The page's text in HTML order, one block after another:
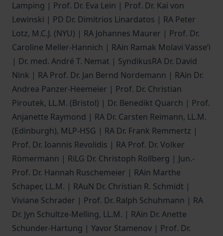
Lamping | Prof. Dr. Eva Lein | Prof. Dr. Kai von
Lewinski | PD Dr. Dimitrios Linardatos | RA Peter
Lotz, M.C.J. (NYU) | RA Johannes Maurer | Prof. Dr.
Caroline Meller-Hannich | RAin Ramak Molavi Vasse’i
| Dr. med. André T. Nemat | SyndikusRA Dr. David
Nink | RA Prof. Dr. Jan Bernd Nordemann | RAin Dr.
Andrea Panzer-Heemeier | Prof. Dr. Christian
Piroutek, LL.M. (Bristol) | Dr. Benedikt Quarch | Prof.
Anjanette Raymond | RA Dr. Carsten Reimann, LL.M.
(Edinburgh), MLP-HSG | RA Dr. Frank Remmertz |
Prof. Dr. Ioannis Revolidis | RA Prof. Dr. Volker
Römermann | RiLG Dr. Christoph Rollberg | Jun.-
Prof. Dr. Hannah Ruschemeier | RAin Marthe
Schaper, LL.M. | RAuN Dr. Christian R. Schmidt |
Viviane Schrader | Prof. Dr. Ralph Schuhmann | RA
Dr. Jyn Schultze-Melling, LL.M. | RAin Dr. Anette
Schunder-Hartung | Yavor Stamenov | Prof. Dr.